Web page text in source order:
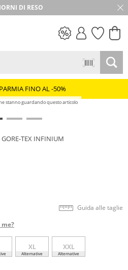
DI RESO
FINO AL -50%
stanno guardando questo articolo
TEX INFINIUM
Guida alle taglie
XL
Alternative
XXL
Alternative